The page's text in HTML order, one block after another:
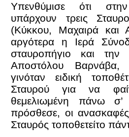
Υπενθύμισε ότι
υπάρχουν τρεις
(Κύκκου, Μαχαιρά και
αργότερα η Ιερά
σταυροπήγιο και
Αποστόλου
γινόταν ειδική
Σταυρού για να
θεμελιωμένη πάνω σ’
πρόσθεσε, οι
Σταυρός τοποθετείτο